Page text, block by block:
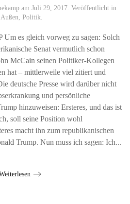
am Juli 29, 2017 . Veröffentlicht in
Außen Politik
es gleich vorweg zu sagen: Solch
Senat vermutlich schon
McCain seinen Politiker-Kollegen
hat – mittlerweile viel zitiert und
deutsche Presse wird darüber nicht
und persönliche
hinzuweisen: Ersteres, und das ist
soll seine Position wohl
macht ihn zum republikanischen
Trump. Nun muss ich sagen: Ich...